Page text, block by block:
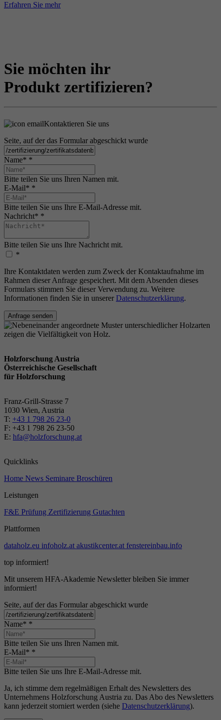
Erfahren Sie mehr
Sie möchten ihr
Produkt zertifizieren?
Kontaktieren Sie uns
Seite, auf der das Formular abgeschickt wurde
Name* *
Bitte teilen Sie uns Ihren Namen mit.
E-Mail* *
Bitte teilen Sie uns Ihre E-Mail-Adresse mit.
Nachricht* *
Bitte teilen Sie uns Ihre Nachricht mit.
*
Ihre Kontaktdaten werden zum Zweck der Kontaktaufnahme im
Rahmen dieser Anfrage gespeichert. Mit dem Absenden dieses
Formulars stimmen Sie dieser Verwendung zu. Weitere
Informationen finden Sie in unserer Datenschutzerklärung.
Anfrage senden
Holzforschung Austria
Österreichische Gesellschaft
für Holzforschung
Franz-Grill-Strasse 7
1030 Wien, Austria
T: +43 1 798 26 23-0
​​F: +43 1 798 26 23-50
E: hfa@holzforschung.at
Quicklinks
Home News Seminare Broschüren
Leistungen
F&E Prüfung Zertifizierung Gutachten
Plattformen
dataholz.eu infoholz.at akustikcenter.at fenstereinbau.info
top informiert!
Mit unserem HFA-Akademie Newsletter bleiben Sie immer
informiert!
Seite, auf der das Formular abgeschickt wurde
Name* *
Bitte teilen Sie uns Ihren Namen mit.
E-Mail* *
Bitte teilen Sie uns Ihre E-Mail-Adresse mit.
Ja, ich stimme dem regelmäßigen Erhalt des Newsletters des
Unternehmens Holzforschung Austria zu. Das Abo des Newsletters
kann jederzeit storniert werden (siehe Datenschutzerklärung).